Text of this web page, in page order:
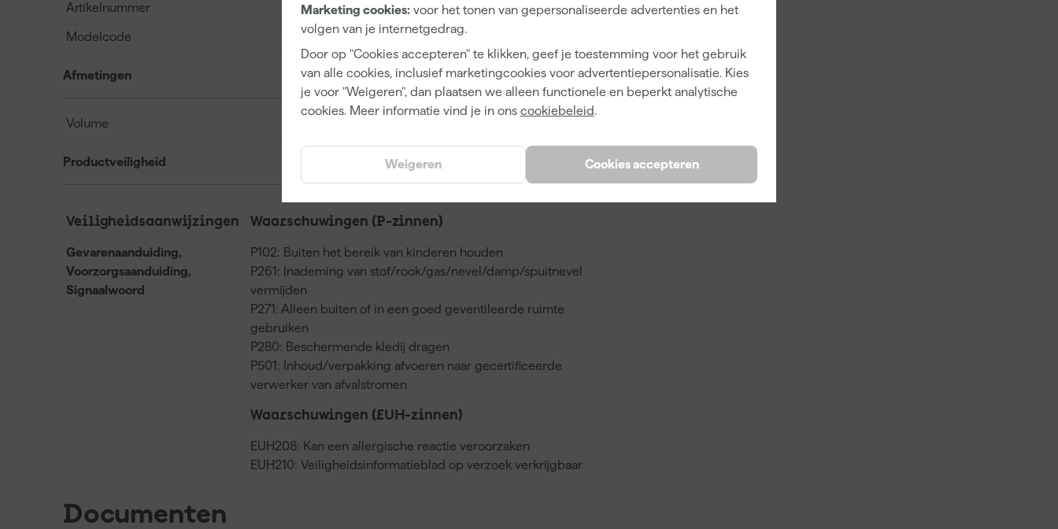
Marketing cookies: voor het tonen van gepersonaliseerde advertenties en het
volgen van je internetgedrag.
Door op "Cookies accepteren" te klikken, geef je toestemming voor het gebruik
van alle cookies, inclusief marketingcookies voor advertentiepersonalisatie. Kies
je voor "Weigeren", dan plaatsen we alleen functionele en beperkt analytische
cookies. Meer informatie vind je in ons cookiebeleid.
Cookies accepteren
Weigeren
Artikelnummer 343135
Modelcode
Afmetingen
Volume
Productveiligheid
Veiligheidsaanwijzingen
Gevarenaanduiding,
Voorzorgsaanduiding,
Signaalwoord
Waarschuwingen (P-zinnen)
P102: Buiten het bereik van kinderen houden
P261: Inademing van stof/rook/gas/nevel/damp/spuitnevel
vermijden
P271: Alleen buiten of in een goed geventileerde ruimte
gebruiken
P280: Beschermende kledij dragen
P501: Inhoud/verpakking afvoeren naar gecertificeerde
verwerker van afvalstromen
Waarschuwingen (EUH-zinnen)
EUH208: Kan een allergische reactie veroorzaken
EUH210: Veiligheidsinformatieblad op verzoek verkrijgbaar
Documenten